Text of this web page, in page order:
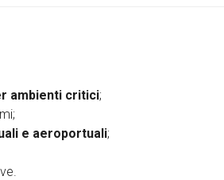
ambienti critici;
e aeroportuali;